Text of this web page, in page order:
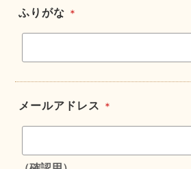
ふりがな ＊
メールアドレス ＊